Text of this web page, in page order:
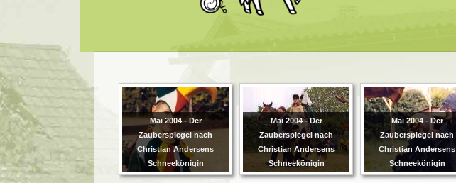
Mai 2004 - Der
Zauberspiegel nach
Christian Andersens
Schneekönigin
Mai 2004 - Der
Zauberspiegel nach
Christian Andersens
Schneekönigin
Mai 2004 - Der
Zauberspiegel nach
Christian Andersens
Schneekönigin